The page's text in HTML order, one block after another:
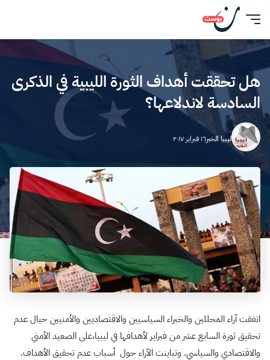
هل تحققت أهداف الثورة الليبية في الذكرى
السادسة لاندلاعها؟
ليبيا الخبر١٦ فبراير ٢٠١٧
اتفقت آراء المحللين والخبراء السياسيين والاقتصاديين والأمنيين حيال عدم
تحقيق ثورة السابع عشر من فبراير لأهدافها في ليبيا،على الصعيد الأمني
والاقتصادي والسياسي. وتباينت الآراء حول أسباب عدم تحقيق الأهداف.